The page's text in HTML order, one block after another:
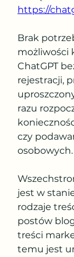
https://
Brak
możliwości
ChatGPT
rejestracji,
razu
czy
osobowych.
jest w
rodzaje
postów
treści
temu jest